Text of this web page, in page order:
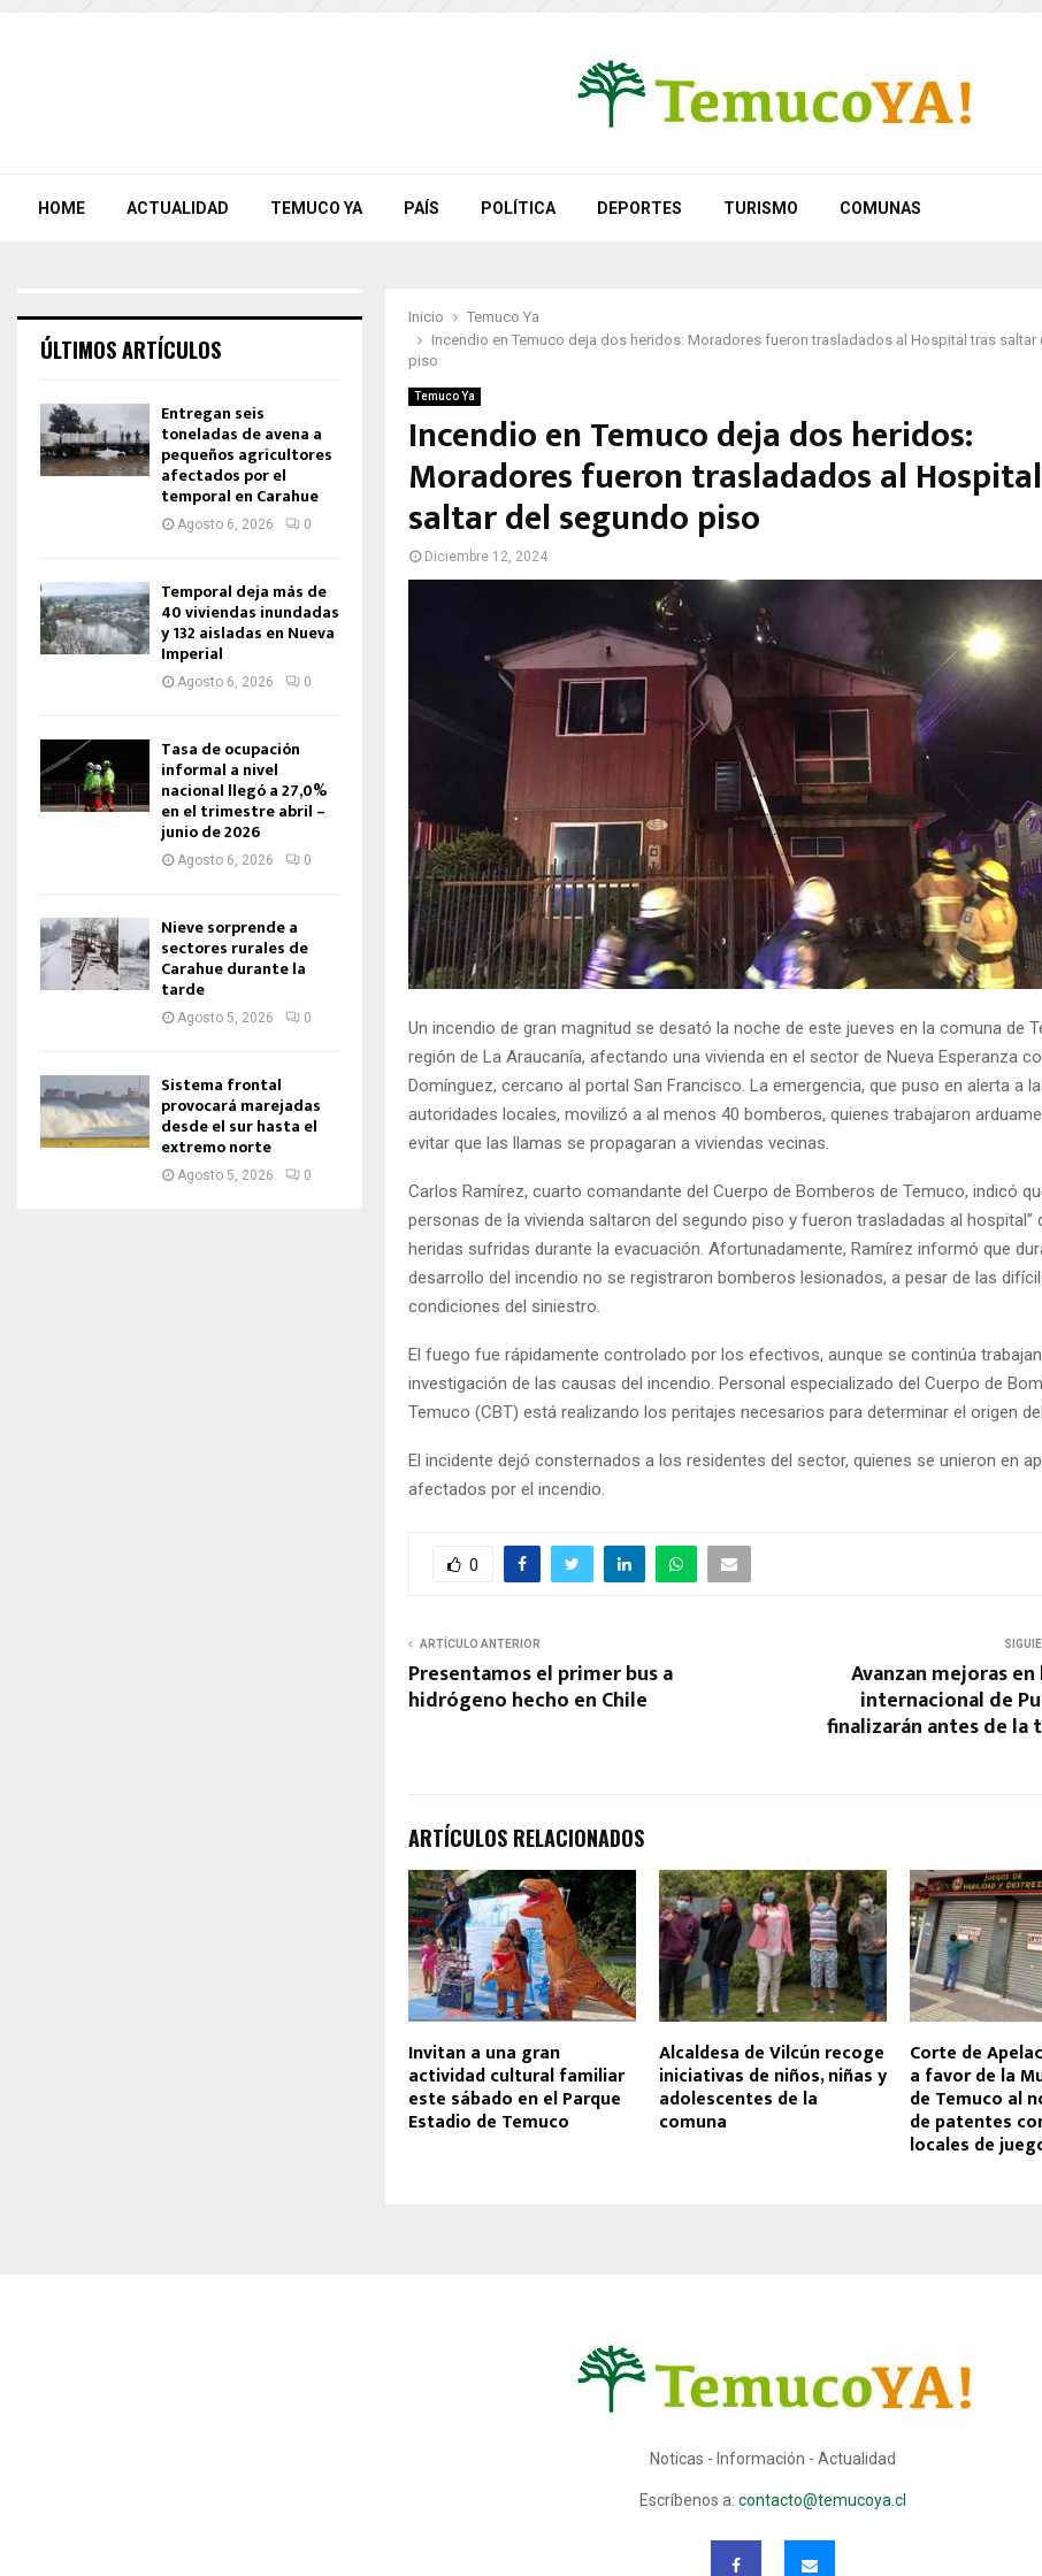
HOME ACTUALIDAD TEMUCO YA PAÍS POLÍTICA DEPORTES TURISMO COMUNAS
Inicio
Temuco Ya
Incendio en Temuco deja dos heridos: Moradores fueron trasladados al Hospital tras saltar
piso
Temuco Ya
Incendio en Temuco deja dos heridos:
Moradores fueron trasladados al
saltar del segundo piso
Diciembre 12, 2024
Un incendio de gran magnitud se desató la noche de este jueves en la comuna de
región de La Araucanía, afectando una vivienda en el sector de Nueva Esperanza
Domínguez, cercano al portal San Francisco. La emergencia, que puso en alerta a
autoridades locales, movilizó a al menos 40 bomberos, quienes trabajaron
evitar que las llamas se propagaran a viviendas vecinas.
Carlos Ramírez, cuarto comandante del Cuerpo de Bomberos de Temuco, indicó
personas de la vivienda saltaron del segundo piso y fueron trasladadas al hospital”
heridas sufridas durante la evacuación. Afortunadamente, Ramírez informó que
desarrollo del incendio no se registraron bomberos lesionados, a pesar de las
condiciones del siniestro.
El fuego fue rápidamente controlado por los efectivos, aunque se continúa
investigación de las causas del incendio. Personal especializado del Cuerpo de
Temuco (CBT) está realizando los peritajes necesarios para determinar el origen
El incidente dejó consternados a los residentes del sector, quienes se unieron en
afectados por el incendio.
0
ARTÍCULO ANTERIOR
Presentamos el primer bus a
hidrógeno hecho en Chile
Avanzan mejoras
internacional de
finalizarán antes de la
ARTÍCULOS RELACIONADOS
Invitan a una gran
actividad cultural familiar
este sábado en el Parque
Estadio de Temuco
Alcaldesa de Vilcún recoge
iniciativas de niños, niñas y
adolescentes de la
comuna
Corte de
a favor de la
de Temuco al
de patentes
locales de
ÚLTIMOS ARTÍCULOS
Entregan seis
toneladas de avena a
pequeños agricultores
afectados por el
temporal en Carahue
Agosto 6, 2026 0
Temporal deja más de
40 viviendas inundadas
y 132 aisladas en Nueva
Imperial
Agosto 6, 2026 0
Tasa de ocupación
informal a nivel
nacional llegó a 27,0%
en el trimestre abril –
junio de 2026
Agosto 6, 2026 0
Nieve sorprende a
sectores rurales de
Carahue durante la
tarde
Agosto 5, 2026 0
Sistema frontal
provocará marejadas
desde el sur hasta el
extremo norte
Agosto 5, 2026 0
Noticas - Información - Actualidad
Escríbenos a: contacto@temucoya.cl